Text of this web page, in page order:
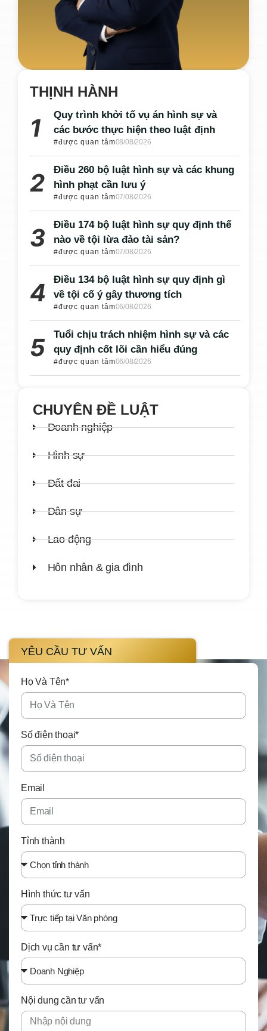
THỊNH HÀNH
Quy trình khởi tố vụ án hình sự và
các bước thực hiện theo luật định
#được quan tâm08/08/2026
Điều 260 bộ luật hình sự và các khung
hình phạt cần lưu ý
#được quan tâm07/08/2026
Điều 174 bộ luật hình sự quy định thế
nào về tội lừa đảo tài sản?
#được quan tâm07/08/2026
Điều 134 bộ luật hình sự quy định gì
về tội cố ý gây thương tích
#được quan tâm06/08/2026
Tuổi chịu trách nhiệm hình sự và các
quy định cốt lõi cần hiểu đúng
#được quan tâm06/08/2026
CHUYÊN ĐỀ LUẬT
Doanh nghiệp
Hình sự
Đất đai
Dân sự
Lao động
Hôn nhân & gia đình
YÊU CẦU TƯ VẤN
Họ Và Tên*
Số điện thoại*
Email
Tỉnh thành
Hình thức tư vấn
Dịch vụ cần tư vấn*
Nội dung cần tư vấn